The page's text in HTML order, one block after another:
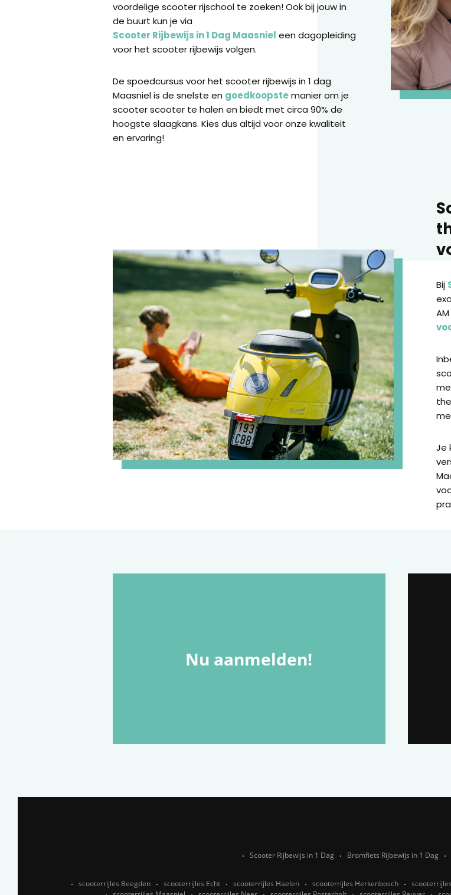
voordelige scooter rijschool te zoeken! Ook bij jouw in
de buurt kun je via
Scooter Rijbewijs in 1 Dag Maasniel een dagopleiding
voor het scooter rijbewijs volgen.
De spoedcursus voor het scooter rijbewijs in 1 dag
Maasniel is de snelste en goedkoopstemanier om je
scooter scooter te halen en biedt met circa 90% de
hoogste slaagkans. Kies dus altijd voor onze kwaliteit
en ervaring!
Bij
Je
Nu aanmelden!
Scooter Rijbewijs in 1 Dag Bromfiets Rijbewijs in 1 Dag
scooterrijles Beegden scooterrijles Echt scooterrijles Haelen scooterrijles Herkenbosch